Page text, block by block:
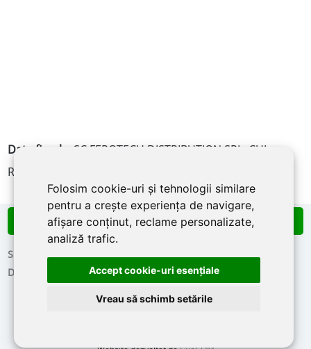
Folosim cookie-uri și tehnologii similare
pentru a crește experiența de navigare,
afișare conținut, reclame personalizate,
analiză trafic.
Accept cookie-uri esenţiale
Vreau să schimb setările
Date fiscale
: SC FEROTECH DISTRIBUTION SRL, CUI
RO26715785 / J12/493/2010, Cluj-Napoca, jud. Cluj
Info Line: 0756 266 449
Showroom Portofoliu
Despre noi
Declaratia de confidentialitate
Contact